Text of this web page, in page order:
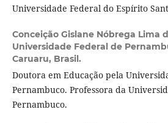
Universidade Federal do Espírito
Conceição Gislane Nóbrega Lima
Universidade Federal de
Caruaru, Brasil.
Doutora em Educação pela
Pernambuco. Professora da
Pernambuco.